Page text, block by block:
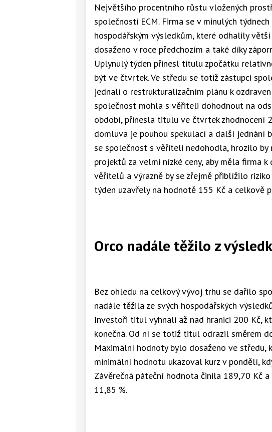
Největšího procentního růstu vložených
společnosti ECM. Firma se v minulých
hospodářským výsledkům, které odhalily
dosaženo v roce předchozím a také díky
Uplynulý týden přinesl titulu zpočátku
být ve čtvrtek. Ve středu se totiž zástupci
jednali o restrukturalizačním plánu k
společnost mohla s věřiteli dohodnout na
období, přinesla titulu ve čtvrtek zhodnocení
domluva je pouhou spekulací a další jednání
se společnost s věřiteli nedohodla, hrozilo
projektů za velmi nízké ceny, aby měla firma
věřitelů a výrazně by se zřejmě přiblížilo
týden uzavřely na hodnotě 155 Kč a celkově
Orco nadále těžilo z
Bez ohledu na celkový vývoj trhu se dařilo
nadále těžila ze svých hospodářských
Investoři titul vyhnali až nad hranici 200 Kč,
konečná. Od ní se totiž titul odrazil směrem
Maximální hodnoty bylo dosaženo ve středu,
minimální hodnotu ukazoval kurz v pondělí,
Závěrečná páteční hodnota činila 189,70 Kč
11,85 %.